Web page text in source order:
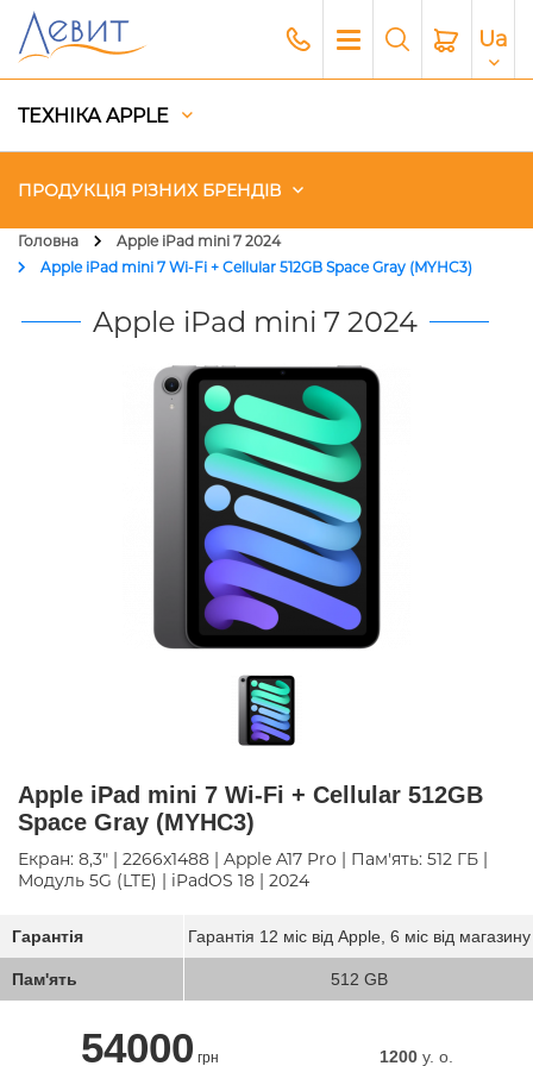
Ua
ТЕХНІКА APPLE
ПРОДУКЦІЯ РІЗНИХ БРЕНДІВ
Чохли
Акустика
Генератори і Зарядні станції
Платний сервіс Apple
Головна
Apple iPad mini 7 2024
Apple iPad mini 7 Wi-Fi + Cellular 512GB Space Gray (MYHC3)
Apple iPad mini 7 2024
Apple iPad mini 7 Wi-Fi + Cellular 512GB
Space Gray (MYHC3)
Екран: 8,3" | 2266x1488 | Apple A17 Pro | Пам'ять: 512 ГБ |
Модуль 5G (LTE) | iPadOS 18 | 2024
Гарантія Гарантія 12 міс від Apple, 6 міс від магазину
Пам'ять 512 GB
54000 грн 1200y. о.